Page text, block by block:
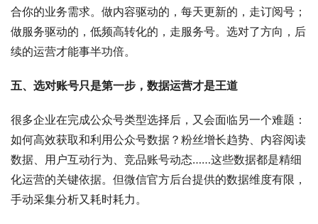
合你的业务需求。做内容驱动的，每天更新的，走订阅号；
做服务驱动的，低频高转化的，走服务号。选对了方向，后
续的运营才能事半功倍。
五、选对账号只是第一步，数据运营才是王道
很多企业在完成公众号类型选择后，又会面临另一个难题：
如何高效获取和利用公众号数据？粉丝增长趋势、内容阅读
数据、用户互动行为、竞品账号动态……这些数据都是精细
化运营的关键依据。但微信官方后台提供的数据维度有限，
手动采集分析又耗时耗力。